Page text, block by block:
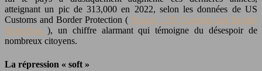
atteignant un pic de 313,000 en 2022, selon les données de US
Customs and Border Protection ( Source : US Customs and Border
Protection ), un chiffre alarmant qui témoigne du désespoir de
nombreux citoyens.
La répression « soft »